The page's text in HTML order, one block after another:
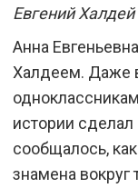
Евгений
Анна
Халдеем. Даже
истории сделал
сообщалось,
знамена вокруг